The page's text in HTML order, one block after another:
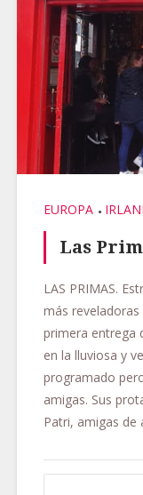
EUROPA
Las
LAS PRIMAS.
más
primera entrega
en la lluviosa y
programado
amigas. Sus
Patri, amigas de